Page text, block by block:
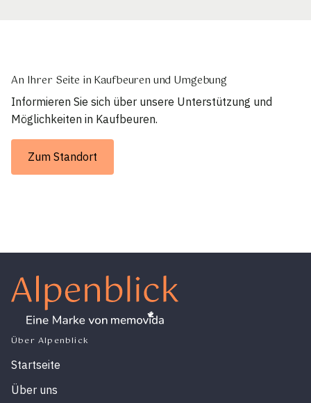
An Ihrer Seite in Kaufbeuren und Umgebung
Informieren Sie sich über unsere Unterstützung und
Möglichkeiten in Kaufbeuren.
Zum Standort
Über Alpenblick
Startseite
Über uns